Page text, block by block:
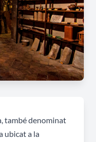
també denominat
ubicat a la